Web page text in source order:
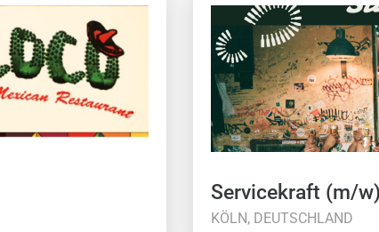
Servicekraft (m/
KÖLN, DEUTSCHLAND